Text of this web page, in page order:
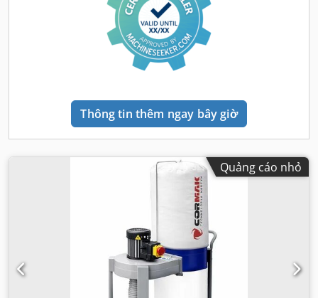
Thông tin thêm ngay bây giờ
Quảng cáo nhỏ